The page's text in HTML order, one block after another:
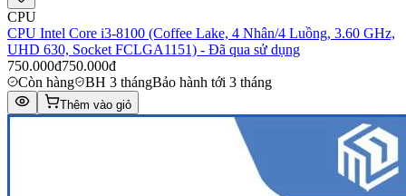
CPU
CPU Intel Core i3-8100 (Coffee Lake, 4 Nhân/4 Luồng, 3.60 GHz,
UHD 630, Socket FCLGA1151) - Đã qua sử dụng
750.000đ750.000đ
Còn hàng
BH 3 thángBảo hành tới 3 tháng
Thêm vào giỏ